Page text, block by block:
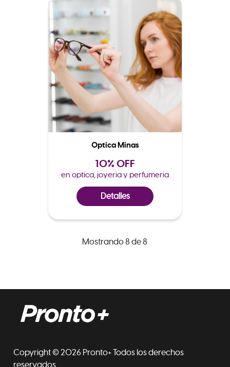
Optica Minas
10% OFF
en optica, joyeria y perfumeria
Detalles
Mostrando 8 de 8
Copyright © 2026 Pronto+ Todos los derechos
reservados.